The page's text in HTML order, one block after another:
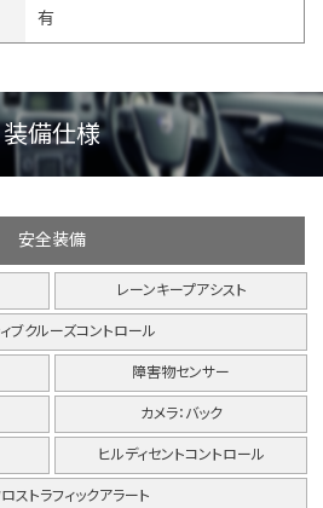
有
装備仕様
安全装備
ブクルーズコントロール
レーンキープアシスト
障害物センサー
カメラ：バック
ヒルディセントコントロール
ロストラフィックアラート